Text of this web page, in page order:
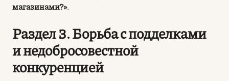
магазинами?».
Раздел 3. Борьба с подделками
и недобросовестной
конкуренцией